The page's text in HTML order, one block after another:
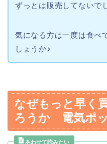
ずっとは販売してないで
気になる方は一度は食べ
しょうか♪
なぜもっと早く
ろうか 電気ポ